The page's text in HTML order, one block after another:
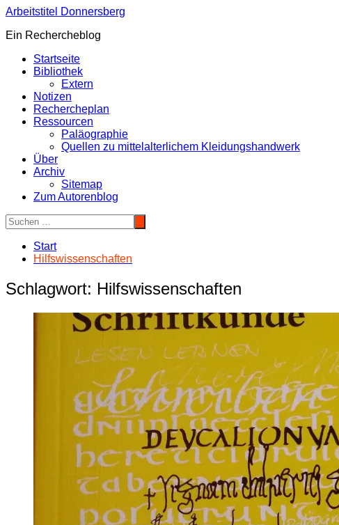
Zum
springen
Arbeitstitel Donnersberg
Ein Rechercheblog
Startseite
Bibliothek
Extern
Notizen
Rechercheplan
Ressourcen
Paläographie
Quellen zu mittelalterlichem Kleidungshandwerk
Über
Archiv
Sitemap
Zum Autorenblog
Start
Hilfswissenschaften
Schlagwort: Hilfswissenschaften